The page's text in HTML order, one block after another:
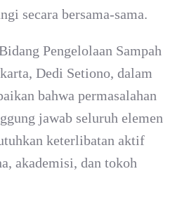
secara bersama-sama.
Pengelolaan Sampah
Dedi Setiono, dalam
bahwa permasalahan
jawab seluruh elemen
keterlibatan aktif
akademisi, dan tokoh